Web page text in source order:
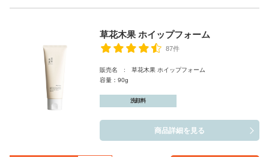
草花木果 ホイップフォーム
87件
販売名 : 草花木果 ホイップフォーム
容量：90g
洗顔料
商品詳細を見る